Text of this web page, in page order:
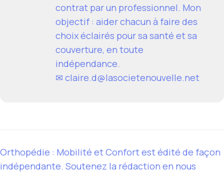
contrat par un professionnel. Mon
objectif : aider chacun à faire des
choix éclairés pour sa santé et sa
couverture, en toute
indépendance.
✉ claire.d@lasocietenouvelle.net
Orthopédie : Mobilité et Confort est édité de façon
indépendante. Soutenez la rédaction en nous